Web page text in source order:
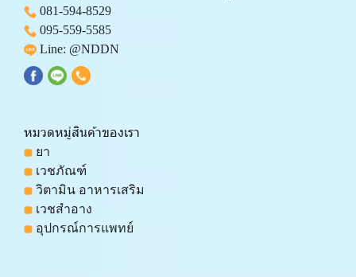
081-594-8529
095-559-5585
Line: @NDDN
หมวดหมู่สินค้าของเรา
ยา
เวชภัณฑ์
วิตามิน อาหารเสริม
เวชสำอาง
อุปกรณ์การแพทย์